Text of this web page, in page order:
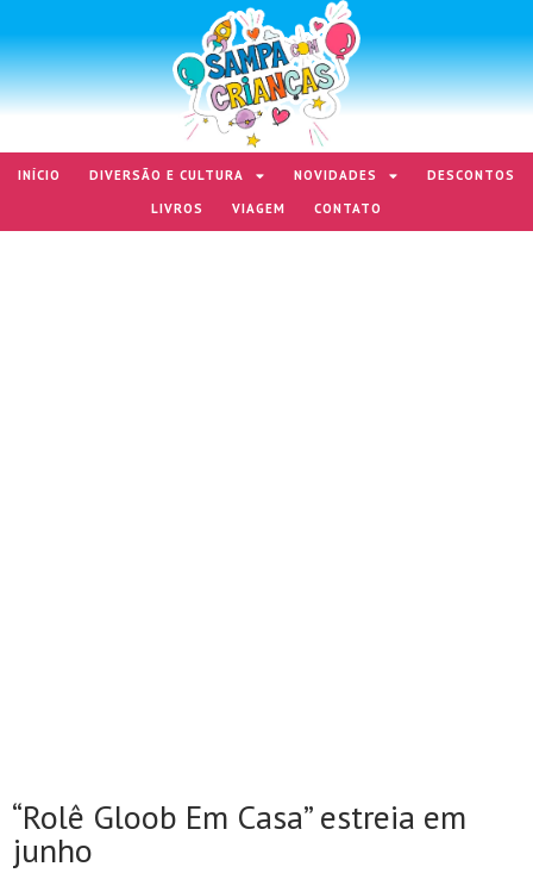
INÍCIO DIVERSÃO E CULTURA NOVIDADES
DESCONTOS
LIVROS
VIAGEM CONTATO
“Rolê Gloob Em Casa” estreia em
junho